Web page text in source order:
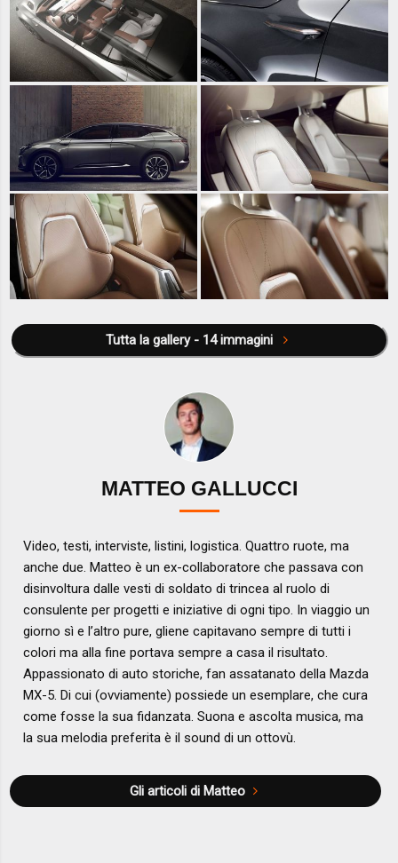
Tutta la gallery - 14 immagini
MATTEO GALLUCCI
Video, testi, interviste, listini, logistica. Quattro ruote, ma
anche due. Matteo è un ex-collaboratore che passava con
disinvoltura dalle vesti di soldato di trincea al ruolo di
consulente per progetti e iniziative di ogni tipo. In viaggio un
giorno sì e l’altro pure, gliene capitavano sempre di tutti i
colori ma alla fine portava sempre a casa il risultato.
Appassionato di auto storiche, fan assatanato della Mazda
MX-5. Di cui (ovviamente) possiede un esemplare, che cura
come fosse la sua fidanzata. Suona e ascolta musica, ma
la sua melodia preferita è il sound di un ottovù.
Gli articoli di Matteo